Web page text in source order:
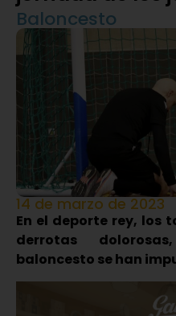
Baloncesto
14 de marzo de 2023
En el deporte rey, los
derrotas
baloncesto se han